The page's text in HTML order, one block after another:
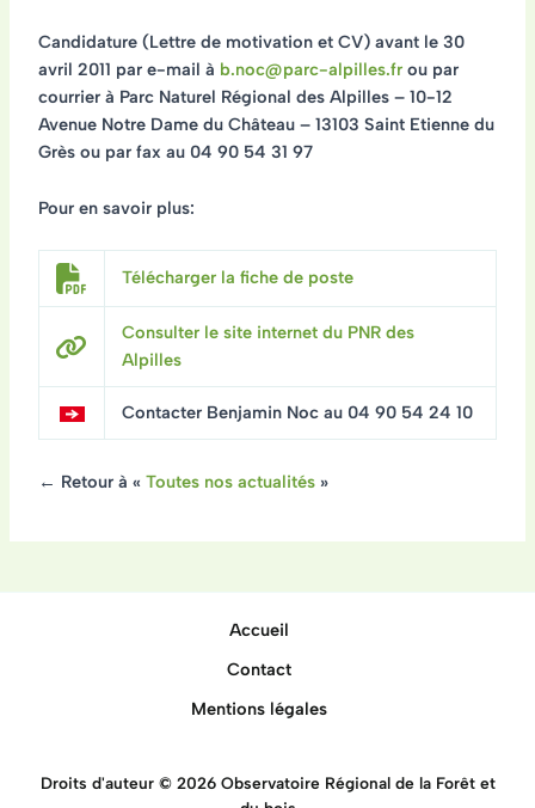
Candidature(Lettre de motivation et CV) avant le 30
avril 2011 par e-mail à b.noc@parc-alpilles.frou par
courrier à Parc Naturel Régional des Alpilles – 10-12
Avenue Notre Dame du Château – 13103 Saint Etienne du
Grès ou par fax au 04 90 54 31 97
Pour en savoir plus:
Télécharger la fiche de poste
Consulter le site internet du PNR des
Alpilles
Contacter Benjamin Noc au 04 90 54 24 10
← Retour à « Toutes nos actualités»
Accueil
Contact
Mentions légales
Droits d'auteur © 2026 Observatoire Régional de la Forêt et